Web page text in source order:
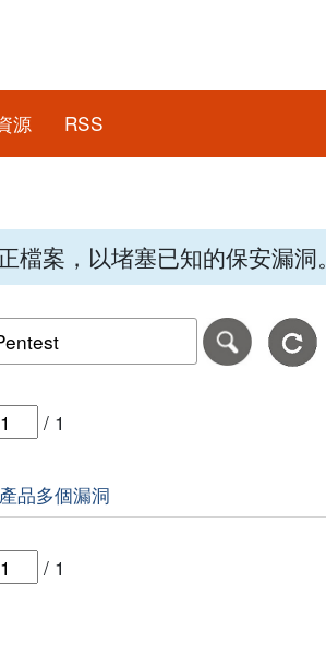
源 RSS
案，以堵塞已知的保安漏洞。
月-年年年年。
，格式為日日-月月-年年年年。
CVE ID 搜尋保安警報
/ 1
品多個漏洞
/ 1